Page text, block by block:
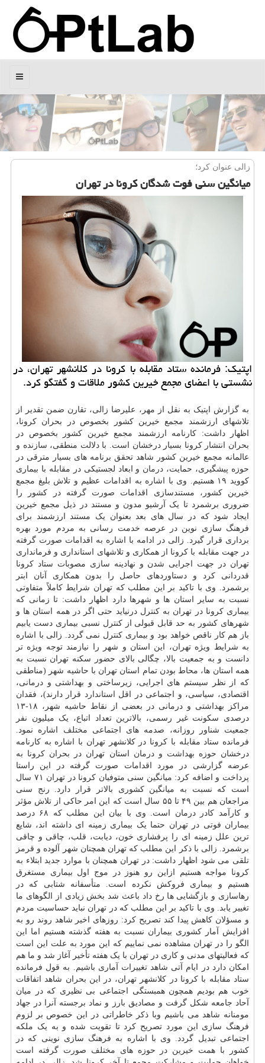
منو
زالی عنوان كرد؛
میانگین سنی فوت شدگان كرونا در تهران
اپتیك: فرمانده ستاد مقابله با كرونا در كلانشهر تهران، در
نشستی با اعضای مجمع خیرین كشور ملاقات و گفتگو كرد.
به گزارش اپتیک به نقل از مهر، علیرضا زالی، تقارن ضمن تقدیر از
تلاشهای ارزشمند مجمع خیرین کشور بخصوص در بحران کرونا،
اظهار داشت: کارنامه ارزشمند مجمع خیرین کشور بخصوص در
بحران انتشار کرونا بسیار درخشان است. با دلالت منطقی، سازنده و
عالمانه مجمع خیرین کشور شاهد تحقق برنامه های بسیار مترقی در
حوزه پیشگیری، حمایت، درمان و ابعاد لجستیکی در مقابله با بیماری
کووید ۱۹ هستیم. وی با اشاره به اقدامات عظیم و تلاش بلیغ مجمع
خیرین کشور، مستندسازی اقدامات صورت گرفته در کشور را
ضروری برشمرد تا یک آرشیو مدون و مستند در ذیل مجمع خیرین
ایجاد شود که در سال های بعد بعنوان یک مستند ارزشمند برای
فرهنگ سازی نوین در عرصه خدمت رسانی به مردم مورد بهره
برداری قرار گیرد. زالی در ادامه با اشاره به اقدامات صورت گرفته
در جهت مقابله با کرونا از همکاری و تلاشهای استانداری و فرمانداری
تهران در جهت اجرایی شدن و نهادینه سازی مصوبات ستاد کرونا
قدردانی کرد و دستاوردهای حاصل را بدون همکاری آنان ابتر
برشمرد. وی با تاکید بر این مطلب که تهران شرایط کاملاً متفاوتی
نسبت به سایر استان ها و شهرها دارد اظهار داشت: تا زمانی که
بیماری کرونا در تهران به کنترل درنیاید حتی اگر در همه استان ها و
شهرهای کشور به حد قابل قبولی از کنترل نسبی بیماری دست یابیم
باز هم کار ناقص خواهد بود و بیماری کنترل نمی گردد. زالی با اشاره
به شرایط ویژه تهران، این استان و شهر را نیازمند توجه ویژه تر
دانست و به جمعیت بالا، چگالی بالای حضور سکنه تهران نسبت به
همه استان ها، محاط بودن تمام استان تهران با حاشیه شهر (مناطقی
که از نظر سیستم های اجرایی، زیرساختی و بهداشتی و درمانی،
اقتصادی، سیاسی، و اجتماعی در اقل
استاندارد قرار دارند)، فقدان
مراکز بهداشتی و درمانی در بعضی از نقاط حاشیه شهر، ۱۸-۱۳
درصدی سکونت غیر رسمی، بالاترین تعداد اتباع، یک میلیون نفر
جمعیت شناور روزانه، صدمه های اجتماعی مختلف اشاره نمود.
فرمانده ستاد مقابله با کرونا در کلانشهر تهران با اشاره به کارنامه
درخشان حوزه بهداشت و درمان استان تهران در بحران کرونا به
عرضه گزارشی در مورد اقدامات صورت گرفته در این راستا
پرداخت و اضافه کرد: میانگین سنی متوفیان کرونا در تهران ۷۱ سال
است که نسبت به میانگین کشوری بالاتر قرار دارد. رنج سنی
مراجعان هم بین ۴۹ تا ۵۵ سال است که این امر حاکی از تلاش مؤثر
و کارآمد کادر درمان است. وی با بیان این مطلب که ۶۸ درصد
بیماران فوتی در تهران حتما یک بیماری زمینه ای داشته اند، شایع
ترین علل زمینه ای را پرفشاری خون، دیابت، قلب، چاقی و چاقی
برشمرد. زالی با ذکر این مطلب که تهران همچنان شهر آلوده و قرمز
تلقی می شود اظهار داشت: در تهران همچنان با موارد جدید ابتلاء به
کرونا مواجه هستیم ازاین رو هنوز در موج اول بیماری مستغرق
هستیم و بیماری فروکش نکرده است. متأسفانه شتابی که در
رهاسازی و بازگشایی ها رخ داد باعث شد بخش زیادی از الگوهای ما
تغییر یابد. وی با تاکید بر این مطلب که در تهران نباید حساسیت مردم
و مسؤلان کاهش پیدا کند تصریح کرد: روزهای اخیر شاهد روند رو به
افزایش آمار کشوری بیماران نسبت به هفته گذشته هستیم اما این
الگو را در تهران مشاهده نمی نماییم که این مورد به علت این است
که فعالیتهای مدنی و کاری در تهران با یک هفته تأخیر آغاز شد و ما هم
امکان دارد در ایام آتی شاهد تغییرات آماری باشیم. به قول فرمانده
ستاد مقابله با کرونا در کلانشهر تهران، در این بحران شاهد اتفاقات
خوب هم بودیم همچون همبستگی اجتماعی بی نظیری که در میان
آحاد جامعه شکل گرفت و مصادیق بارز و نماد برجسته آنرا در جهاد
مومنانه شاهد می باشیم وبا ذکر خاطراتی در این خصوص بر لزوم
فرهنگ سازی این مورد تصریح کرد تا تقویت شده و به یک ملکه
اجتماعی تبدیل گردد. وی با اشاره به فرهنگ سازی نوینی که در
کشور با همت خیرین در حوزه های مختلف صورت گرفته است